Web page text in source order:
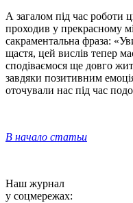
А загалом під час роботи
проходив у прекрасному
сакраментальна фраза:
щастя, цей вислів тепер
сподіваємося ще довго
завдяки позитивним
оточували нас під час
В начало статьи
Наш журнал
у соцмережах: